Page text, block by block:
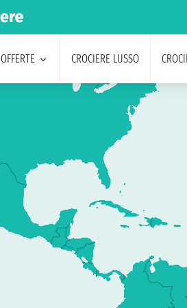
OFFERTE CROCIERE LUSSO